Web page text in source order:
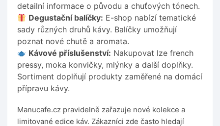
detailní informace o původu a chuťových tónech.
Degustační balíčky: E-shop nabízí tematické
sady různých druhů kávy. Balíčky umožňují
poznat nové chutě a aromata.
Kávové příslušenství: Nakupovat lze french
pressy, moka konvičky, mlýnky a další doplňky.
Sortiment doplňují produkty zaměřené na domácí
přípravu kávy.
Manucafe.cz pravidelně zařazuje nové kolekce a
limitované edice káv. Zákazníci zde často hledají